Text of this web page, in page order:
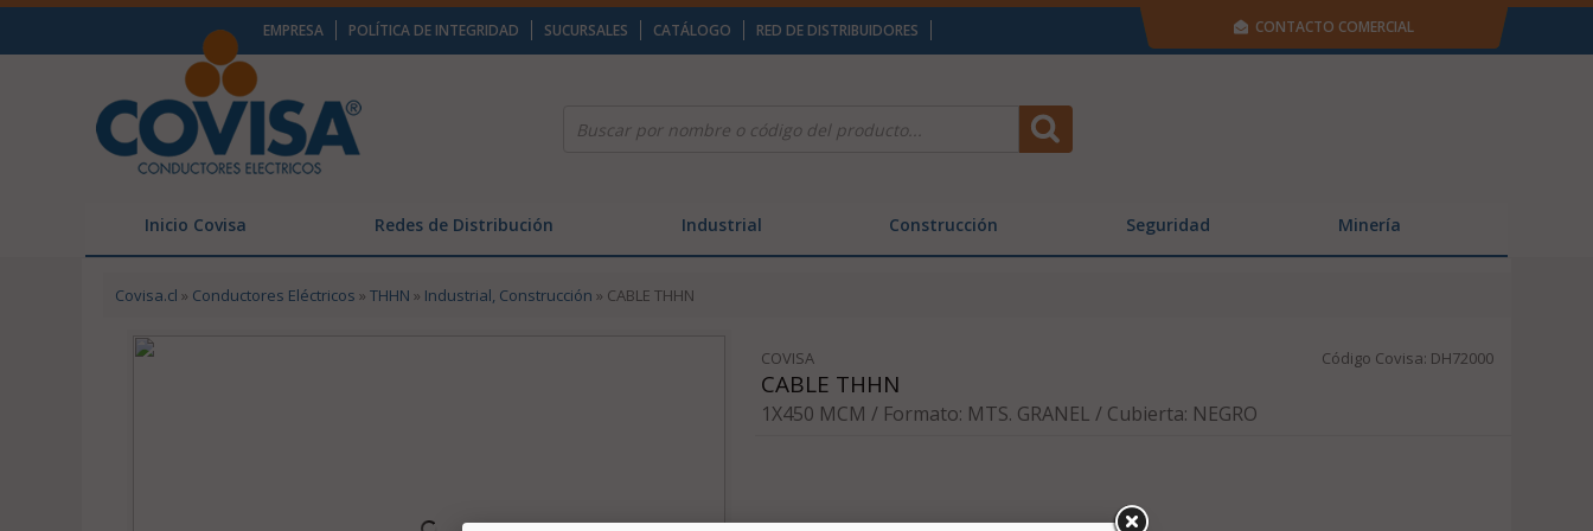
EMPRESA POLÍTICA DE INTEGRIDAD SUCURSALES CATÁLOGO RED DE DISTRIBUIDORES CONTACTO COMERCIAL
Inicio Covisa Redes de Distribución Industrial Construcción Seguridad Minería
Covisa.cl » Conductores Eléctricos » THHN » Industrial, Construcción » CABLE THHN
COVISA Código Covisa: DH72000
CABLE THHN
1X450 MCM / Formato: MTS. GRANEL / Cubierta: NEGRO